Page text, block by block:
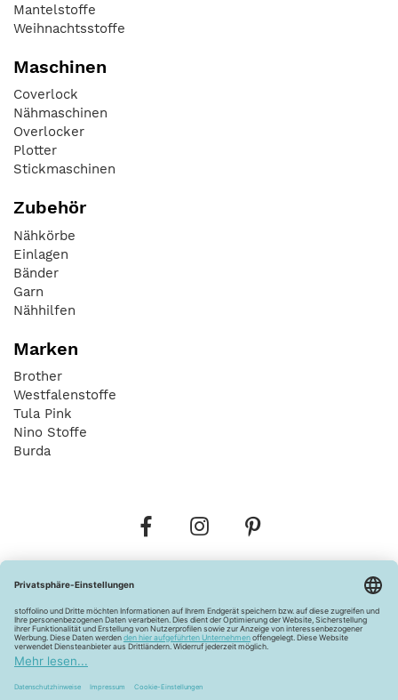
Mantelstoffe
Weihnachtsstoffe
Maschinen
Coverlock
Nähmaschinen
Overlocker
Plotter
Stickmaschinen
Zubehör
Nähkörbe
Einlagen
Bänder
Garn
Nähhilfen
Marken
Brother
Westfalenstoffe
Tula Pink
Nino Stoffe
Burda
Widerrufsbelehrung Vertrag widerrufen
Barrierefreiheitserklärung